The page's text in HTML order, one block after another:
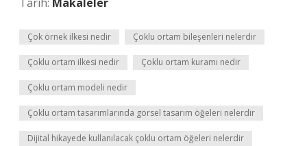
Çok örnek ilkesi nedir Çoklu ortam bileşenleri nelerdir
Çoklu ortam ilkesi nedir Çoklu ortam kuramı nedir
Çoklu ortam modeli nedir
Çoklu ortam tasarımlarında görsel tasarım öğeleri nelerdir
Dijital hikayede kullanılacak çoklu ortam öğeleri nelerdir